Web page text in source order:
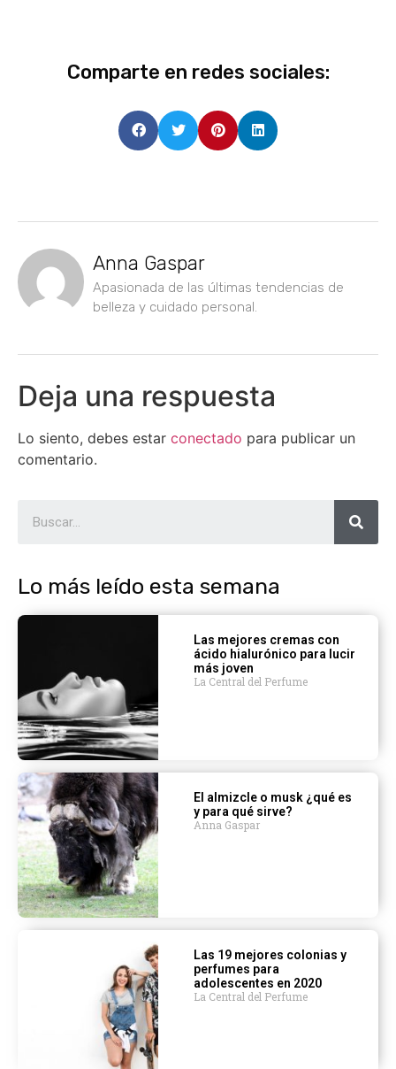
Comparte en redes sociales:
Anna Gaspar
Apasionada de las últimas tendencias de
belleza y cuidado personal.
Deja una respuesta
Lo siento, debes estar conectado para publicar un
comentario.
Lo más leído esta semana
Las mejores cremas con
ácido hialurónico para lucir
más joven
La Central del Perfume
El almizcle o musk ¿qué es
y para qué sirve?
Anna Gaspar
Las 19 mejores colonias y
perfumes para
adolescentes en 2020
La Central del Perfume